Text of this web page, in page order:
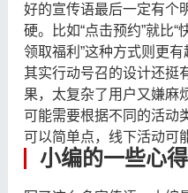
好的宣传语最后一定有个
硬。比如“点击预约”就比“
领取福利”这种方式则更有
其实行动号召的设计还挺
果，太复杂了用户又嫌麻
可能需要根据不同的活动
可以简单点，线下活动可
小编的一些心